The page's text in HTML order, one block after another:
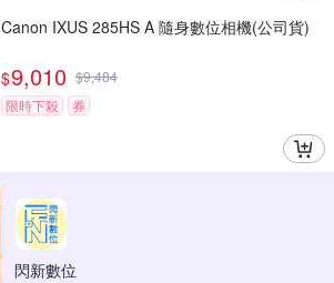
Canon IXUS 285HS A 隨身數位相機(公司貨)
$9,010 $9,484
限時下殺
券
閃新數位